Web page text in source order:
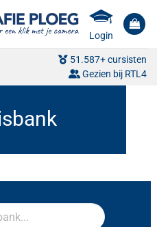
Login
51.587+ cursisten
Gezien bij RTL4